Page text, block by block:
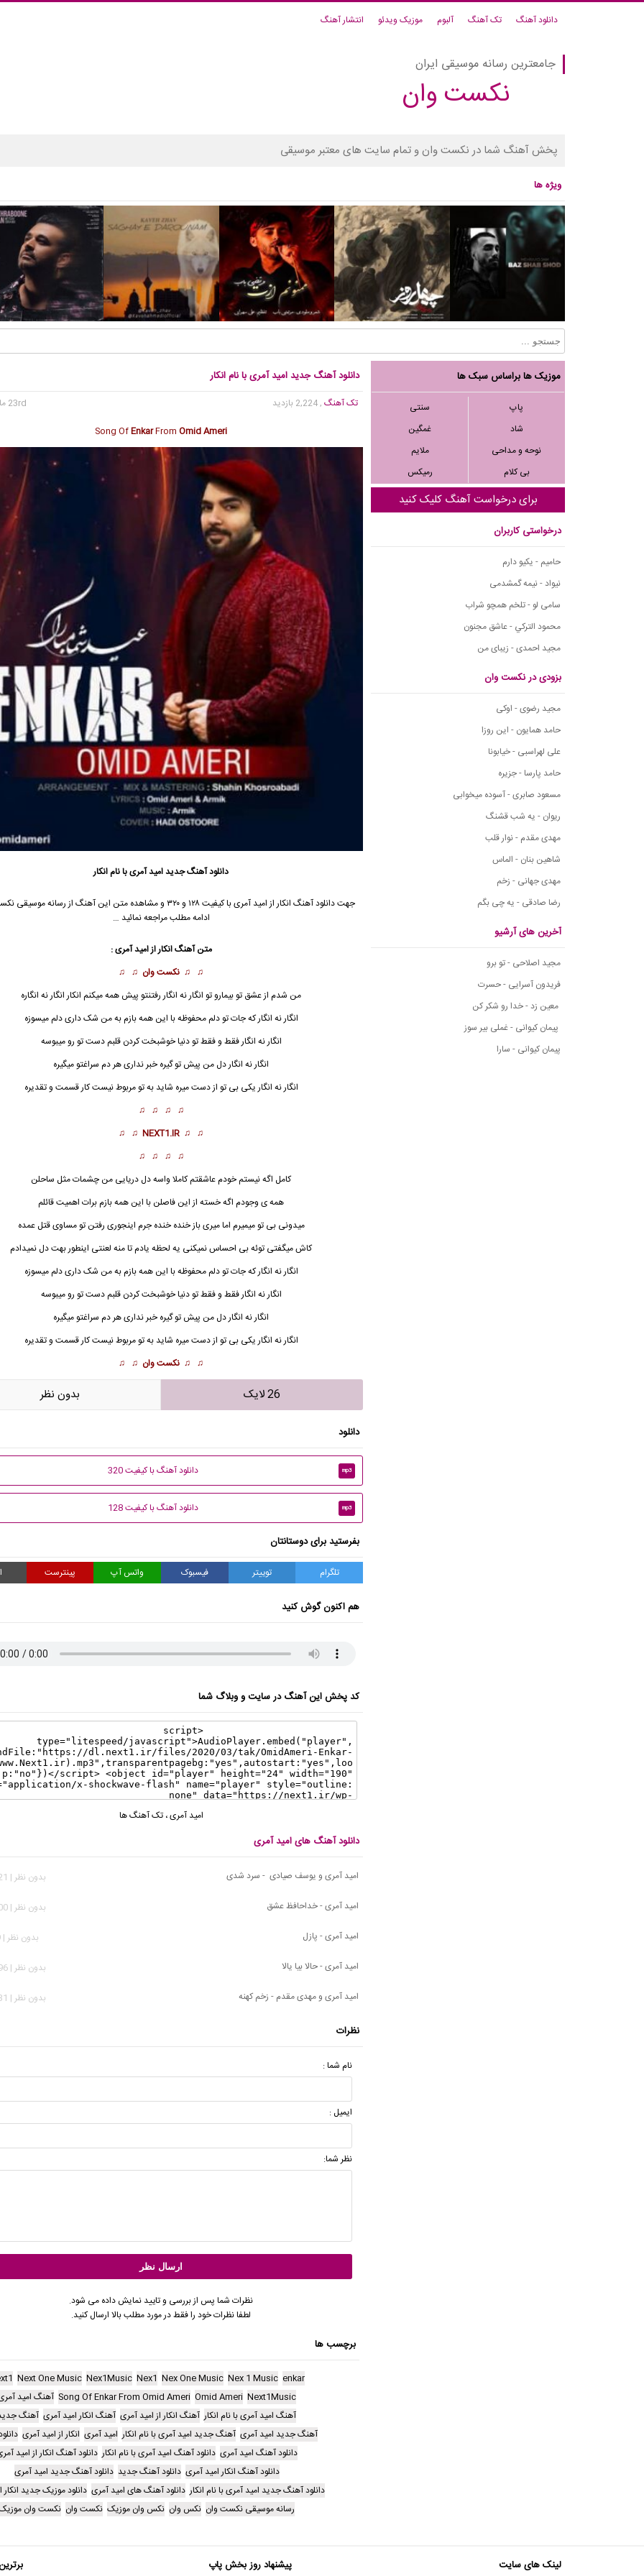
دانلود آهنگ تک آهنگ آلبوم موزیک ویدئو انتشار آهنگ
جامعترین رسانه موسیقی ایران
نکست وان
پخش آهنگ شما در نکست وان و تمام سایت های معتبر موسیقی
ویژه ها
موزیک ها براساس سبک ها
پاپ
سنتی
شاد
غمگین
نوحه و مداحی
ملایم
بی کلام
رمیکس
برای درخواست آهنگ کلیک کنید
درخواستی کاربران
حامیم - یکیو دارم
نیواد - نیمه گمشدمی
سامی لو - تلخم همچو شراب
محمود التركي - عاشق مجنون
مجید احمدی - زیبای من
بزودی در نکست وان
مجید رضوی - اوکی
حامد همایون - این روزا
علی لهراسبی - خیابونا
حامد پارسا - جزیره
مسعود صابری - آسوده میخوابی
ریوان - یه شب قشنگ
مهدی مقدم - نوار قلب
شاهین بنان - الماس
مهدی جهانی - زخم
رضا صادقی - یه چی بگم
آخرین های آرشیو
مجید اصلاحی - تو برو
فریدون آسرایی - حسرت
معین زد - خدا رو شکر کن
پیمان کیوانی - غملی بیر سوز
پیمان کیوانی - سارا
دانلود آهنگ جدید امید آمری با نام انکار
تک آهنگ, 2,224 بازدید
23rd مارس 2020
Song OfEnkarFromOmid Ameri
دانلود آهنگ جدیدامید آمری با نام انکار
جهت دانلود آهنگ انکار از امید آمری با کیفیت ۱۲۸ و ۳۲۰ و مشاهده متن این آهنگ از رسانه
ادامه مطلب مراجعه نمائید …
متن آهنگانکاراز امید آمری :
♫ ♫ نکست وان ♫ ♫
من شدم از عشق تو بیمارو تو انگار نه انگار رفتنتو پیش همه میکنم انکارانگار نه انگاره
انگار نه انگار که جات تو دلم محفوظه با این همه بازم به من شک داری دلم میسوزه
انگار نه انگار فقط و فقط تو دنیا خوشبخت کردن قلبم دست تو رو میبوسه
انگار نه انگار دل من پیش تو گیره خبر نداری هر دم سراغتو میگیره
انگار نه انگار یکی بی تو از دست میره شاید به تو مربوط نیست کار قسمت و تقدیره
♫ ♫ ♫ ♫
♫ ♫
NEXT1.IR
♫ ♫
♫ ♫ ♫ ♫
کامل اگه نیستم خودم عاشقتم کاملا واسه دل دریایی من چشمات مثل ساحلن
همه ی وجودم اگه خسته از این فاصلن با این همه بازم برات اهمیت قائلم
میدونی بی تو میمیرم اما میری باز خنده خنده جرم اینجوری رفتن تو مساوی قتل عمده
کاش میگفتی توئه بی احساس نمیکنی یه لحظه یادم تا منه لعنتی اینطور بهت دل نمیدادم
انگار نه انگار که جات تو دلم محفوظه با این همه بازم به من شک داری دلم میسوزه
انگار نه انگار فقط و فقط تو دنیا خوشبخت کردن قلبم دست تو رو میبوسه
انگار نه انگار دل من پیش تو گیره خبر نداری هر دم سراغتو میگیره
انگار نه انگار یکی بی تو از دست میره شاید به تو مربوط نیست کار قسمت و تقدیره
♫ ♫ نکست وان ♫ ♫
26 لایک بدون نظر
دانلود
mp3 دانلود آهنگ با کیفیت 320
mp3 دانلود آهنگ با کیفیت 128
بفرستید برای دوستانتان
تلگرام توییتر فیسبوک واتس آپ پینترست
هم اکنون گوش کنید
کد پخش این آهنگ در سایت و وبلاگ شما
امید آمری،تک آهنگ ها
دانلود آهنگ های امید آمری
امید آمری و یوسف صیادی - سرد شدی
بدون نظر | 2,821 بازدید
امید آمری - خداحافظ عشق
بدون نظر | 1,200 بازدید
امید آمری - پازل
بدون نظر | 629 بازدید
امید آمری - حالا بیا یالا
بدون نظر | 1,296 بازدید
امید آمری و مهدی مقدم - زخم کهنه
بدون نظر | 1,031 بازدید
نظرات
نام شما :
ایمیل :
نظر شما:
نظرات شما پس از بررسی و تایید نمایش داده می شود.
لطفا نظرات خود را فقط در مورد مطلب بالا ارسال کنید.
برچسب ها
enkar
Nex 1 Music
Nex One Music
Nex1
Nex1Music
Next One Music
Next1Music
Omid Ameri
Song Of Enkar From Omid Ameri آهنگ امید
آهنگ امید آمری با نام انکار آهنگ انکار از امید آمری آهنگ انکار امید آمری آهنگ
آهنگ جدید امید آمری آهنگ جدید امید آمری با نام انکار امید آمری انکار از امید آمری
دانلود آهنگ امید آمری دانلود آهنگ امید آمری با نام انکار دانلود آهنگ انکار از امید
دانلود آهنگ انکار امید آمری دانلود آهنگ جدید دانلود آهنگ جدید امید آمری
دانلود آهنگ جدید امید آمری با نام انکار دانلود آهنگ های امید آمری دانلود موزیک جدید انکار
رسانه موسیقی نکست وان نکس وان نکس وان موزیک نکست وان نکست وان
لینک های سایت پیشنهاد روز بخش پاپ